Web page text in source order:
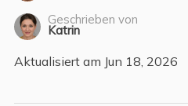
Geschrieben von
Katrin
Aktualisiert am Jun 18, 2026